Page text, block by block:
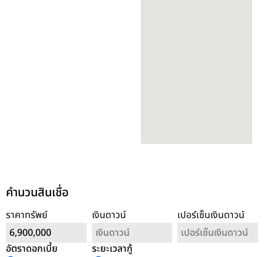
คำนวนสินเชื่อ
ราคาทรัพย์ เงินดาวน์ เปอร์เซ็นเงินดาวน์
อัตราดอกเบี้ย ระยะเวลากู้